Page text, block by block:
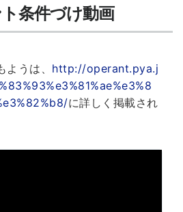
条件づけ動画
うは、 http://operant.pya.j
に詳しく掲載され